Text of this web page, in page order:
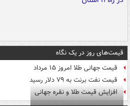
قیمت‌های روز در یک نگاه
قیمت جهانی طلا امروز ۱۵ مرداد
قیمت نفت برنت به ۷۹ دلار رسید
افزایش قیمت طلا و نقره جهانی